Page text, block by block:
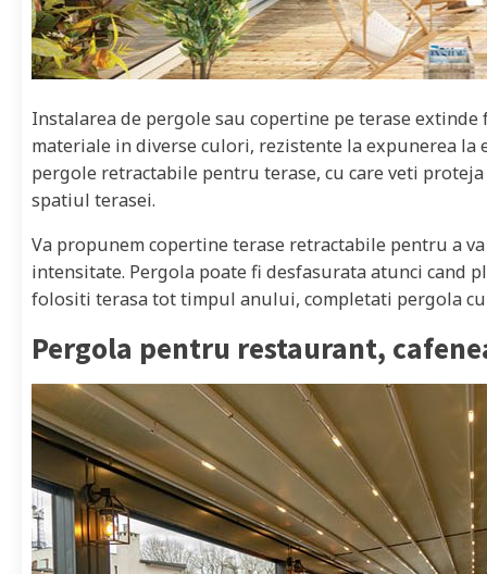
Instalarea de pergole sau copertine pe terase
materiale in diverse culori, rezistente la expunerea
pergole retractabile pentru terase, cu care veti
spatiul terasei.
Va propunem copertine terase retractabile pentru a
intensitate. Pergola poate fi desfasurata atunci cand
folositi terasa tot timpul anului, completati pergola
Pergola pentru restaurant,